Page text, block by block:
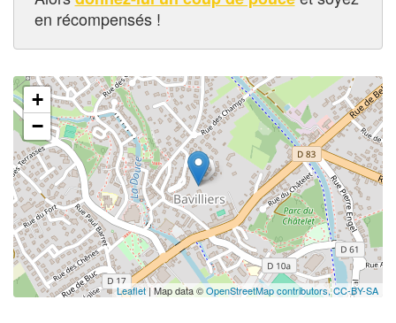
en récompensés !
+
−
Leaflet | Map data ©OpenStreetMap contributors,CC-BY-SA